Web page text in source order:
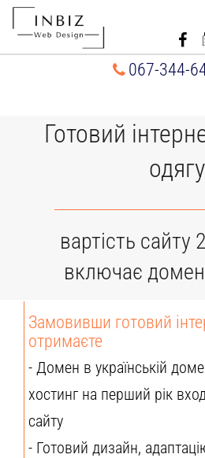
Перейти
067-344-
Готовий
одягу
вартість сайту
включає домен
Замовивши готовий
отримаєте
- Домен в українській
хостинг на перший рік
сайту
- Готовий дизайн,